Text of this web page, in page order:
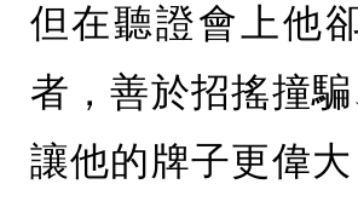
但在聽證會上他
者，善於招搖撞
讓他的牌子更偉